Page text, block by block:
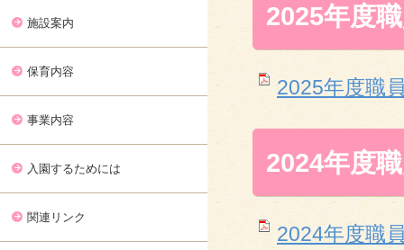
2025年度
2025年度職
2024年度
2024年度職
施設案内
保育内容
事業内容
入園するためには
関連リンク